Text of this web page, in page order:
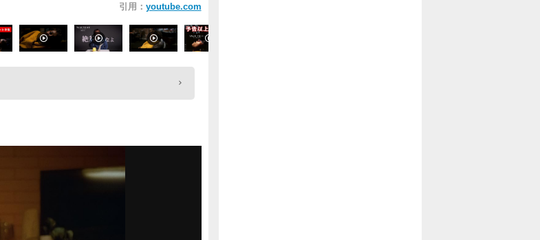
引用： youtube.com